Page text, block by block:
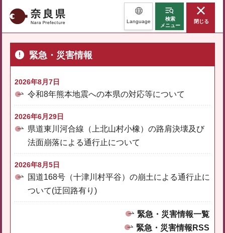
奈良県 Language
検索
メニュー
閉じる
緊急・災害情報
2026年8月7日
令和8年熊本地震への本県の対応等について
2026年6月29日
県道東川河合線（上北山村小橡）の路肩決壊及び
法面崩落による通行止について
2026年8月5日
国道168号（十津川村平谷）の崩土による通行止に
ついて(迂回路有り)
緊急・災害情報一覧
緊急・災害情報RSS